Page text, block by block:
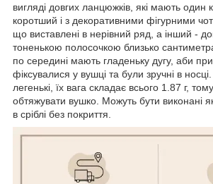
вигляді довгих ланцюжків, які мають один
коротший і з декоративними фігурними
що виставлені в нерівний ряд, а інший -
тоненькою полосочкою близько
по середині мають гладеньку дугу, аби
фіксувалися у вушці та були зручні в
легенькі, їх вага складає всього 1.87 г,
обтяжувати вушко. Можуть бути виконані
в сріблі без покриття.